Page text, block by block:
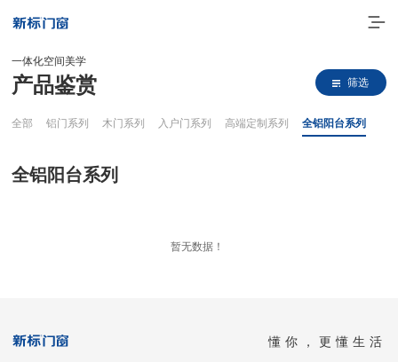
门窗实力派
一体化空间美学
产品鉴赏 筛选
全部 铝门系列 木门系列 入户门系列 高端定制系列 全铝阳台系列
全铝阳台系列
暂无数据！
懂你，更懂生活